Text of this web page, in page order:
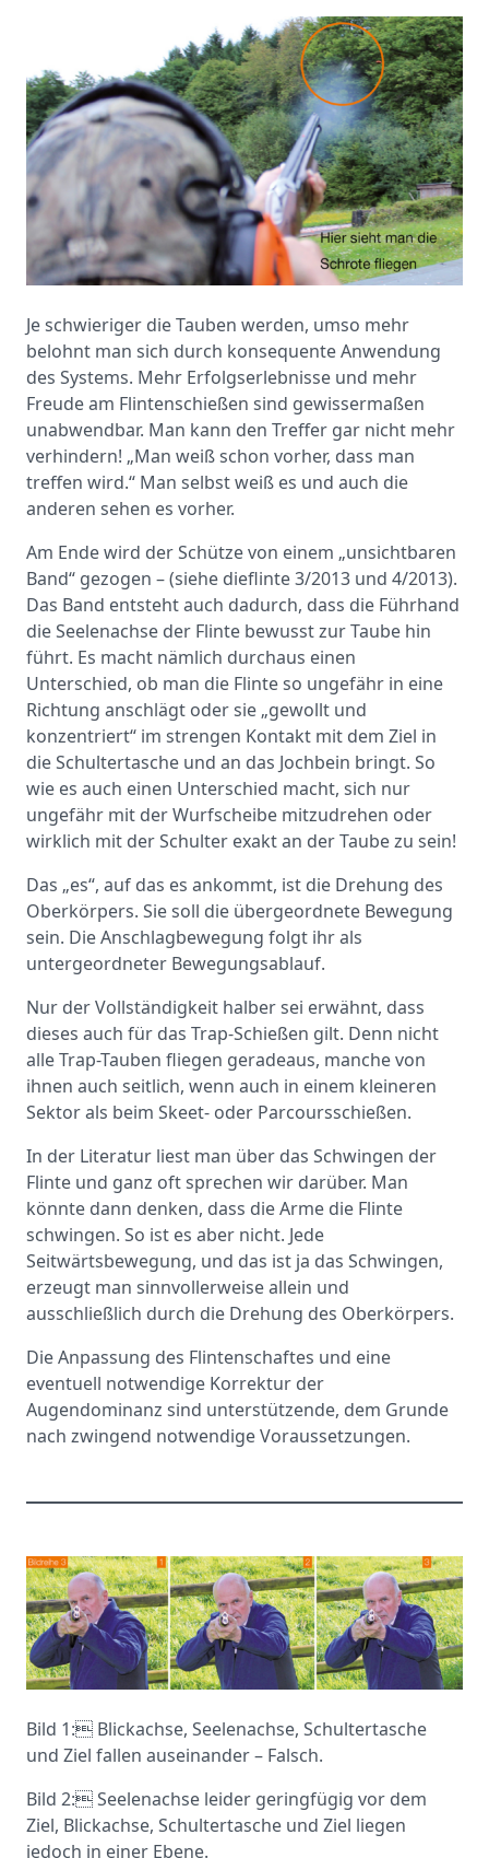
Je schwieriger die Tauben werden, umso mehr
belohnt man sich durch konsequente Anwendung
des Systems. Mehr Erfolgserlebnisse und mehr
Freude am Flintenschießen sind gewissermaßen
unabwendbar. Man kann den Treffer gar nicht mehr
verhindern! „Man weiß schon vorher, dass man
treffen wird.“ Man selbst weiß es und auch die
anderen sehen es vorher.
Am Ende wird der Schütze von einem „unsichtbaren
Band“ gezogen – (siehe dieflinte 3/2013 und 4/2013).
Das Band entsteht auch dadurch, dass die Führhand
die Seelenachse der Flinte bewusst zur Taube hin
führt. Es macht nämlich durchaus einen
Unterschied, ob man die Flinte so ungefähr in eine
Richtung anschlägt oder sie „gewollt und
konzentriert“ im strengen Kontakt mit dem Ziel in
die Schultertasche und an das Jochbein bringt. So
wie es auch einen Unterschied macht, sich nur
ungefähr mit der Wurfscheibe mitzudrehen oder
wirklich mit der Schulter exakt an der Taube zu sein!
Das „es“, auf das es ankommt, ist die Drehung des
Oberkörpers. Sie soll die übergeordnete Bewegung
sein. Die Anschlagbewegung folgt ihr als
untergeordneter Bewegungsablauf.
Nur der Vollständigkeit halber sei erwähnt, dass
dieses auch für das Trap-Schießen gilt. Denn nicht
alle Trap-Tauben fliegen geradeaus, manche von
ihnen auch seitlich, wenn auch in einem kleineren
Sektor als beim Skeet- oder Parcoursschießen.
In der Literatur liest man über das Schwingen der
Flinte und ganz oft sprechen wir darüber. Man
könnte dann denken, dass die Arme die Flinte
schwingen. So ist es aber nicht. Jede
Seitwärtsbewegung, und das ist ja das Schwingen,
erzeugt man sinnvollerweise allein und
ausschließlich durch die Drehung des Oberkörpers.
Die Anpassung des Flintenschaftes und eine
eventuell notwendige Korrektur der
Augendominanz sind unterstützende, dem Grunde
nach zwingend notwendige Voraussetzungen.
Bild 1: Blickachse, Seelenachse, Schultertasche
und Ziel fallen auseinander – Falsch.
Bild 2: Seelenachse leider geringfügig vor dem
Ziel, Blickachse, Schultertasche und Ziel liegen
jedoch in einer Ebene.